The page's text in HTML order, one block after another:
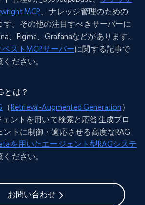
MCP、ナレッジ管理のための
。その他の注目すべきサーバーに
、Figma、Grafanaなどがあります。
ストMCPサーバーに関する記事で
ださい。
とは？
（Retrieval-Augmented Generation ）
ントを用いて検索と応答生成プロ
トに制御・適応させる高度なRAG
を用いたエージェント型RAGシステ
ださい。
お問い合わせ